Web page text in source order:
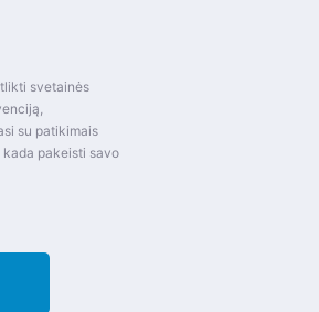
ir
info@dokrinesa.lt
svetainės
su patikimais
kada pakeisti savo